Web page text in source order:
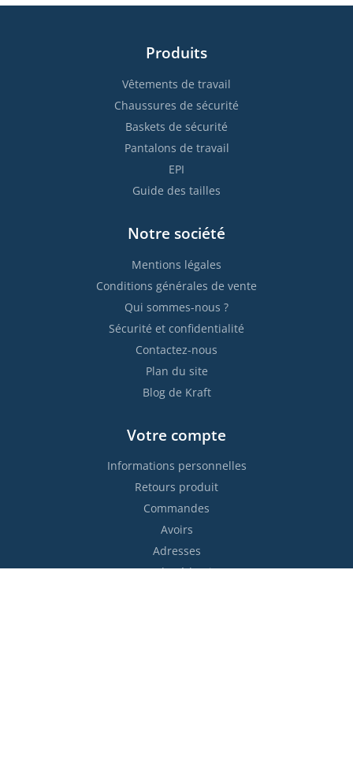
Produits
Vêtements de travail
Chaussures de sécurité
Baskets de sécurité
Pantalons de travail
EPI
Guide des tailles
Notre société
Mentions légales
Conditions générales de vente
Qui sommes-nous ?
Sécurité et confidentialité
Contactez-nous
Plan du site
Blog de Kraft
Votre compte
Informations personnelles
Retours produit
Commandes
Avoirs
Adresses
Bons de réduction